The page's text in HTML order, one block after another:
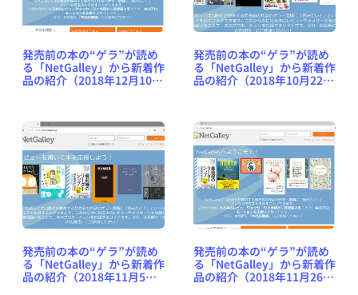
発売前の本の“ゲラ”が読め
る「NetGalley」から新着作
品の紹介（2018年12月10日
発売前の本の“ゲラ”が読め
る「NetGalley」から新着作
品の紹介（2018年10月22日
発売前の本の“ゲラ”が読め
る「NetGalley」から新着作
品の紹介（2018年11月5日
発売前の本の“ゲラ”が読め
る「NetGalley」から新着作
品の紹介（2018年11月26日